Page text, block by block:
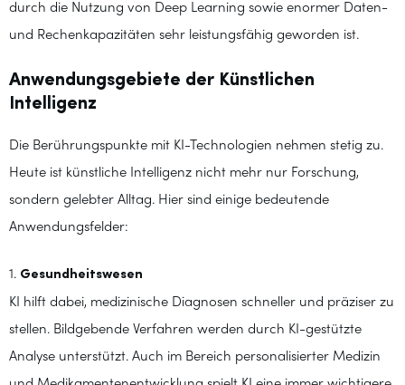
durch die Nutzung von Deep Learning sowie enormer Daten-
und Rechenkapazitäten sehr leistungsfähig geworden ist.
Anwendungsgebiete der Künstlichen
Intelligenz
Die Berührungspunkte mit KI-Technologien nehmen stetig zu.
Heute ist künstliche Intelligenz nicht mehr nur Forschung,
sondern gelebter Alltag. Hier sind einige bedeutende
Anwendungsfelder:
1. Gesundheitswesen
KI hilft dabei, medizinische Diagnosen schneller und präziser zu
stellen. Bildgebende Verfahren werden durch KI-gestützte
Analyse unterstützt. Auch im Bereich personalisierter Medizin